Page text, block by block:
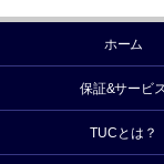
ホーム
保証&サービ
TUCとは？